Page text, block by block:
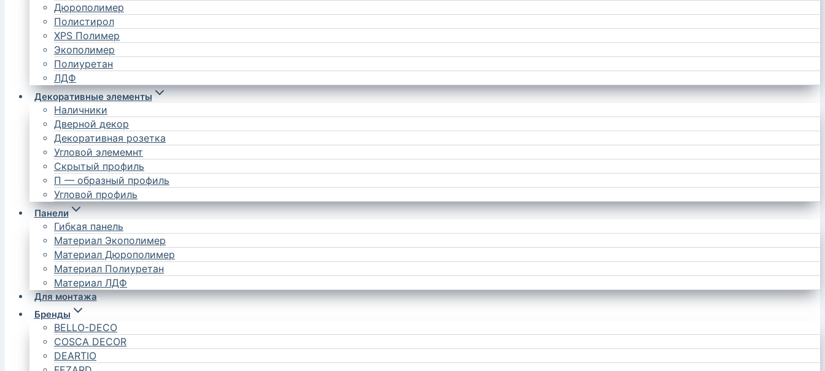
Дюрополимер
Полистирол
XPS Полимер
Экополимер
Полиуретан
ЛДФ
Декоративные элементы
Наличники
Дверной декор
Декоративная розетка
Угловой элемемнт
Скрытый профиль
П — образный профиль
Угловой профиль
Панели
Гибкая панель
Материал Экополимер
Материал Дюрополимер
Материал Полиуретан
Материал ЛДФ
Для монтажа
Бренды
BELLO-DECO
COSCA DECOR
DEARTIO